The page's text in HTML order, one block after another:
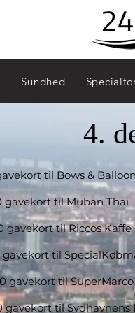
Sydhavn - 2450
til Bows &
gavekort til Muban Thai
gavekort til Riccos Kaffe
gavekort til
gavekort til SuperMarco
gavekort til
4.
Sundhed